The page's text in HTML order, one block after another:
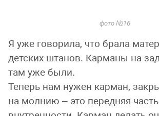
фото №16
Я уже говорила, что брала
детских штанов. Карманы на
там уже были.
Теперь нам нужен карман,
на молнию – это передняя часть